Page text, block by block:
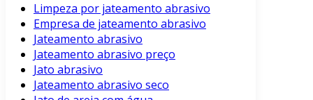
Limpeza por jateamento abrasivo
Empresa de jateamento abrasivo
Jateamento abrasivo
Jateamento abrasivo preço
Jato abrasivo
Jateamento abrasivo seco